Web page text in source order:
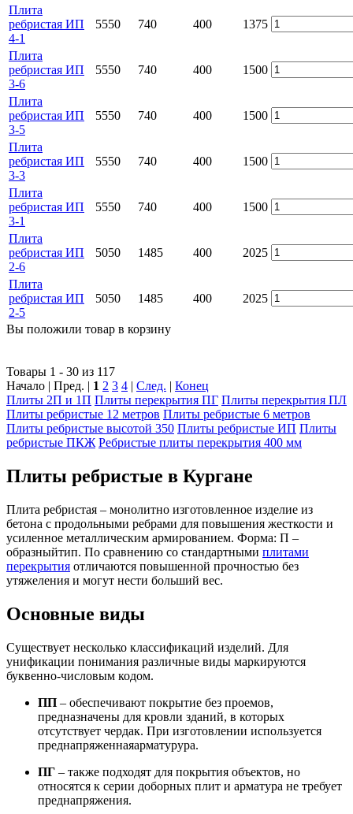
Плита
ребристая ИП
4-1
5550 740 400 1375
Плита
ребристая ИП
3-6
5550 740 400 1500
Плита
ребристая ИП
3-5
5550 740 400 1500
Плита
ребристая ИП
3-3
5550 740 400 1500
Плита
ребристая ИП
3-1
5550 740 400 1500
Плита
ребристая ИП
2-6
5050 1485 400 2025
Плита
ребристая ИП
2-5
5050 1485 400 2025
Вы положили товар в корзину
Товары 1 - 30 из 117
Начало | Пред. | 1 2 3 4 | След. | Конец
Плиты 2П и 1П Плиты перекрытия ПГ Плиты перекрытия ПЛ
Плиты ребристые 12 метров Плиты ребристые 6 метров
Плиты ребристые высотой 350 Плиты ребристые ИП Плиты
ребристые ПКЖ Ребристые плиты перекрытия 400 мм
Плиты ребристые в Кургане
Плита ребристая – монолитно изготовленное изделие из
бетона с продольными ребрами для повышения жесткости и
усиленное металлическим армированием. Форма: П –
образныйтип. По сравнению со стандартными плитами
перекрытия отличаются повышенной прочностью без
утяжеления и могут нести больший вес.
Основные виды
Существует несколько классификаций изделий. Для
унификации понимания различные виды маркируются
буквенно-числовым кодом.
ПП – обеспечивают покрытие без проемов,
предназначены для кровли зданий, в которых
отсутствует чердак. При изготовлении используется
преднапряженнаяарматурура.
ПГ – также подходят для покрытия объектов, но
относятся к серии доборных плит и арматура не требует
преднапряжения.